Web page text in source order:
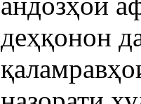
деҳқонон